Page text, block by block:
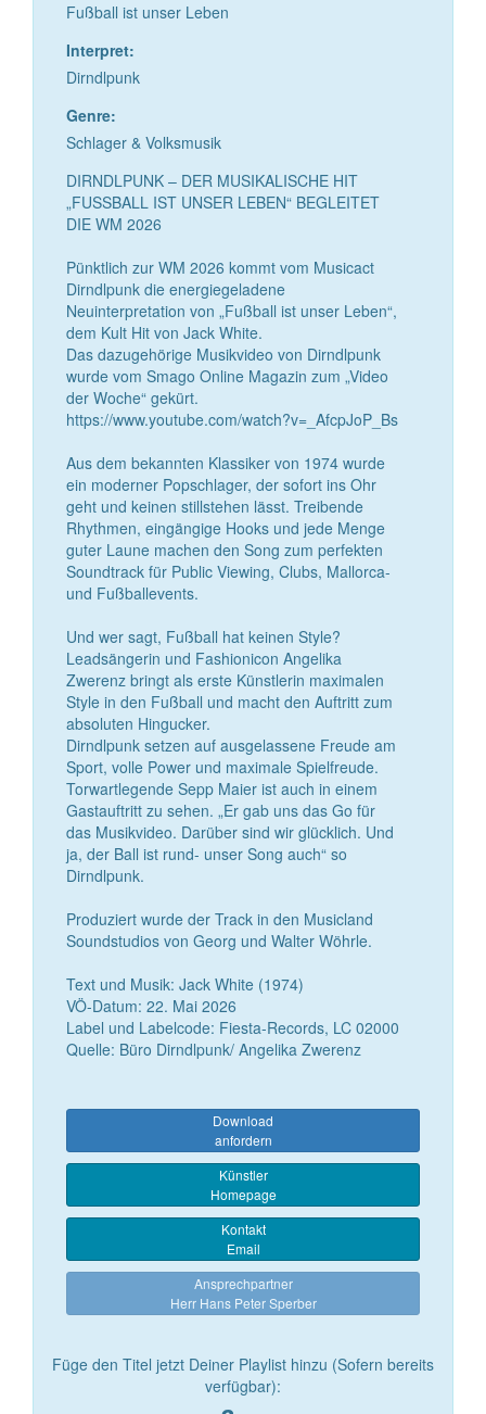
Fußball ist unser Leben
Interpret:
Dirndlpunk
Genre:
Schlager & Volksmusik
DIRNDLPUNK – DER MUSIKALISCHE HIT
„FUSSBALL IST UNSER LEBEN“ BEGLEITET
DIE WM 2026
Pünktlich zur WM 2026 kommt vom Musicact
Dirndlpunk die energiegeladene
Neuinterpretation von „Fußball ist unser Leben“,
dem Kult Hit von Jack White.
Das dazugehörige Musikvideo von Dirndlpunk
wurde vom Smago Online Magazin zum „Video
der Woche“ gekürt.
https://www.youtube.com/watch?v=_AfcpJoP_Bs
Aus dem bekannten Klassiker von 1974 wurde
ein moderner Popschlager, der sofort ins Ohr
geht und keinen stillstehen lässt. Treibende
Rhythmen, eingängige Hooks und jede Menge
guter Laune machen den Song zum perfekten
Soundtrack für Public Viewing, Clubs, Mallorca-
und Fußballevents.
Und wer sagt, Fußball hat keinen Style?
Leadsängerin und Fashionicon Angelika
Zwerenz bringt als erste Künstlerin maximalen
Style in den Fußball und macht den Auftritt zum
absoluten Hingucker.
Dirndlpunk setzen auf ausgelassene Freude am
Sport, volle Power und maximale Spielfreude.
Torwartlegende Sepp Maier ist auch in einem
Gastauftritt zu sehen. „Er gab uns das Go für
das Musikvideo. Darüber sind wir glücklich. Und
ja, der Ball ist rund- unser Song auch“ so
Dirndlpunk.
Produziert wurde der Track in den Musicland
Soundstudios von Georg und Walter Wöhrle.
Text und Musik: Jack White (1974)
VÖ-Datum: 22. Mai 2026
Label und Labelcode: Fiesta-Records, LC 02000
Quelle: Büro Dirndlpunk/ Angelika Zwerenz
Download
anfordern
Künstler
Homepage
Kontakt
Email
Ansprechpartner
Herr Hans Peter Sperber
Füge den Titel jetzt Deiner Playlist hinzu (Sofern bereits
verfügbar):